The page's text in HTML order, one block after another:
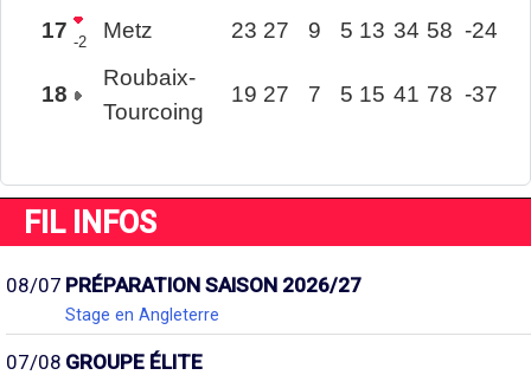
17 -2 Metz 23 27 9 5 13 34 58 -24
18
Roubaix-
Tourcoing
19 27 7 5 15 41 78 -37
FIL INFOS
08/07 PRÉPARATION SAISON 2026/27
Stage en Angleterre
07/08 GROUPE ÉLITE